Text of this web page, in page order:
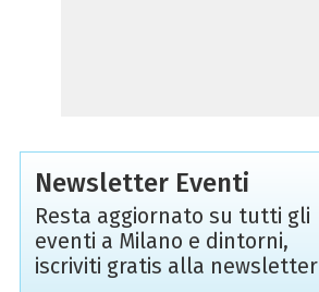
Newsletter Eventi
Resta aggiornato su tutti gli
eventi a Milano e dintorni,
iscriviti gratis alla newsletter